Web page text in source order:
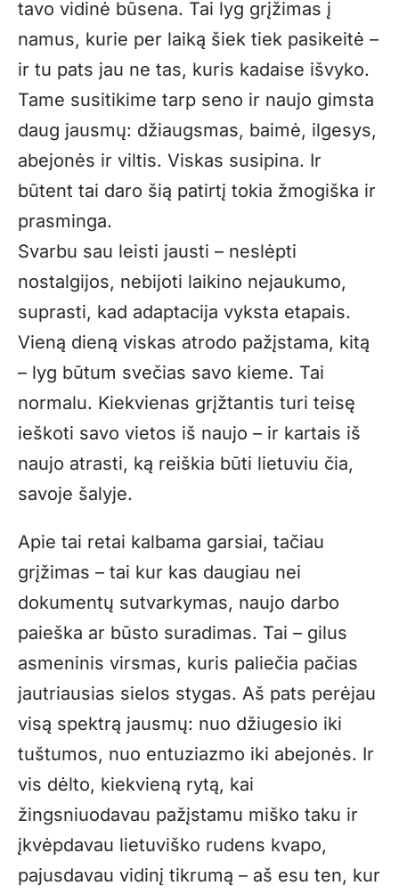
tavo vidinė būsena. Tai lyg grįžimas į
namus, kurie per laiką šiek tiek pasikeitė –
ir tu pats jau ne tas, kuris kadaise išvyko.
Tame susitikime tarp seno ir naujo gimsta
daug jausmų: džiaugsmas, baimė, ilgesys,
abejonės ir viltis. Viskas susipina. Ir
būtent tai daro šią patirtį tokia žmogiška ir
prasminga.
Svarbu sau leisti jausti – neslėpti
nostalgijos, nebijoti laikino nejaukumo,
suprasti, kad adaptacija vyksta etapais.
Vieną dieną viskas atrodo pažįstama, kitą
– lyg būtum svečias savo kieme. Tai
normalu. Kiekvienas grįžtantis turi teisę
ieškoti savo vietos iš naujo – ir kartais iš
naujo atrasti, ką reiškia būti lietuviu čia,
savoje šalyje.
Apie tai retai kalbama garsiai, tačiau
grįžimas – tai kur kas daugiau nei
dokumentų sutvarkymas, naujo darbo
paieška ar būsto suradimas. Tai – gilus
asmeninis virsmas, kuris paliečia pačias
jautriausias sielos stygas. Aš pats perėjau
visą spektrą jausmų: nuo džiugesio iki
tuštumos, nuo entuziazmo iki abejonės. Ir
vis dėlto, kiekvieną rytą, kai
žingsniuodavau pažįstamu miško taku ir
įkvėpdavau lietuviško rudens kvapo,
pajusdavau vidinį tikrumą – aš esu ten, kur